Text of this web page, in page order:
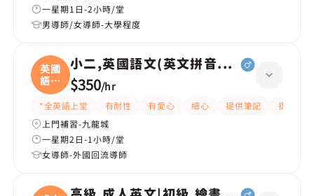
一星期1日-2小時/堂
男導師/女導師-大學程度
英國
語文
(
小二,英國語文(英文拼音+閱讀)
$350/hr
*全英語上堂 有耐性 有愛心 細心 提供筆記
提供練
上門補習-九龍城
一星期2日-1小時/堂
女導師-外國回流導師